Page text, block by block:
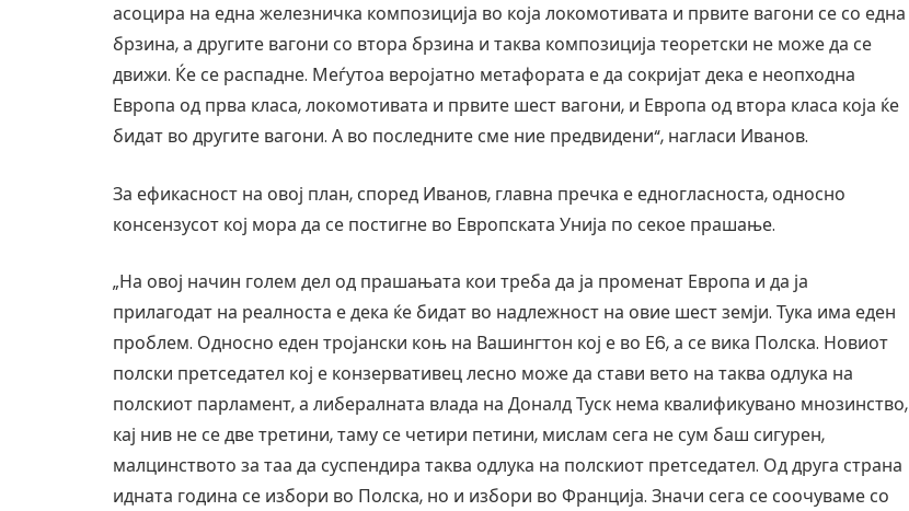
асоцира на една железничка композиција во која локомотивата и првите вагони се со една
брзина, а другите вагони со втора брзина и таква композиција теоретски не може да се
движи. Ќе се распадне. Меѓутоа веројатно метафората е да сокријат дека е неопходна
Европа од прва класа, локомотивата и првите шест вагони, и Европа од втора класа која ќе
бидат во другите вагони. А во последните сме ние предвидени“, нагласи Иванов.
За ефикасност на овој план, според Иванов, главна пречка е едногласноста, односно
консензусот кој мора да се постигне во Европската Унија по секое прашање.
„На овој начин голем дел од прашањата кои треба да ја променат Европа и да ја
прилагодат на реалноста е дека ќе бидат во надлежност на овие шест земји. Тука има еден
проблем. Односно еден тројански коњ на Вашингтон кој е во Е6, а се вика Полска. Новиот
полски претседател кој е конзервативец лесно може да стави вето на таква одлука на
полскиот парламент, а либералната влада на Доналд Туск нема квалификувано мнозинство,
кај нив не се две третини, таму се четири петини, мислам сега не сум баш сигурен,
малцинството за таа да суспендира таква одлука на полскиот претседател. Од друга страна
идната година се избори во Полска, но и избори во Франција. Значи сега се соочуваме со